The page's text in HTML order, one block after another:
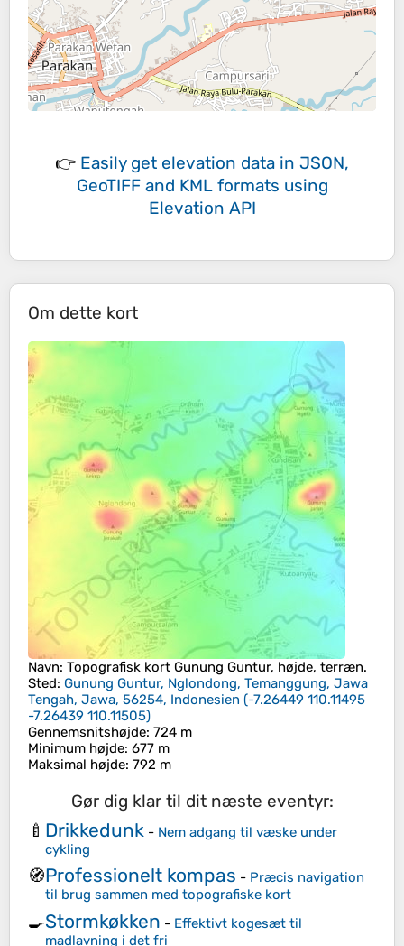
👉 Easily get elevation data in JSON,
GeoTIFF and KML formats using
Elevation API
Om dette kort
Navn: Topografisk kort Gunung Guntur, højde, terræn.
Sted: Gunung Guntur, Nglondong, Temanggung, Jawa
Tengah, Jawa, 56254, Indonesien (-7.26449 110.11495
-7.26439 110.11505)
Gennemsnitshøjde: 724 m
Minimum højde: 677 m
Maksimal højde: 792 m
Gør dig klar til dit næste eventyr:
🍼 Drikkedunk - Nem adgang til væske under
cykling
🧭Professionelt kompas - Præcis navigation
til brug sammen med topografiske kort
🍳Stormkøkken - Effektivt kogesæt til
madlavning i det fri